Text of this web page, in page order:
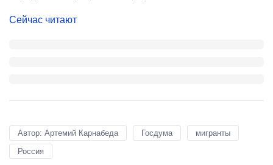
Сейчас читают
Автор: Артемий Карнабеда Госдума
мигранты
Россия